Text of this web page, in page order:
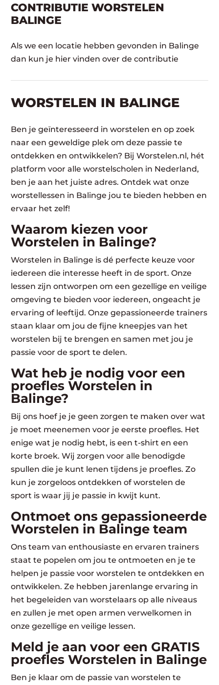
CONTRIBUTIE WORSTELEN
BALINGE
Als we een locatie hebben gevonden in Balinge
dan kun je hier vinden over de contributie
WORSTELEN​ IN BALINGE
Ben je geïnteresseerd in worstelen en op zoek
naar een geweldige plek om deze passie te
ontdekken en ontwikkelen? Bij Worstelen.nl, hét
platform voor alle worstelscholen in Nederland,
ben je aan het juiste adres. Ontdek wat onze
worstellessen in Balinge jou te bieden hebben en
ervaar het zelf!
Waarom kiezen voor
Worstelen in Balinge?
Worstelen in Balinge is dé perfecte keuze voor
iedereen die interesse heeft in de sport. Onze
lessen zijn ontworpen om een gezellige en veilige
omgeving te bieden voor iedereen, ongeacht je
ervaring of leeftijd. Onze gepassioneerde trainers
staan klaar om jou de fijne kneepjes van het
worstelen bij te brengen en samen met jou je
passie voor de sport te delen.
Wat heb je nodig voor een
proefles Worstelen in
Balinge?
Bij ons hoef je je geen zorgen te maken over wat
je moet meenemen voor je eerste proefles. Het
enige wat je nodig hebt, is een t-shirt en een
korte broek. Wij zorgen voor alle benodigde
spullen die je kunt lenen tijdens je proefles. Zo
kun je zorgeloos ontdekken of worstelen de
sport is waar jij je passie in kwijt kunt.
Ontmoet ons gepassioneerde
Worstelen in Balinge team
Ons team van enthousiaste en ervaren trainers
staat te popelen om jou te ontmoeten en je te
helpen je passie voor worstelen te ontdekken en
ontwikkelen. Ze hebben jarenlange ervaring in
het begeleiden van worstelaars op alle niveaus
en zullen je met open armen verwelkomen in
onze gezellige en veilige lessen.
Meld je aan voor een GRATIS
proefles Worstelen in Balinge
Ben je klaar om de passie van worstelen te